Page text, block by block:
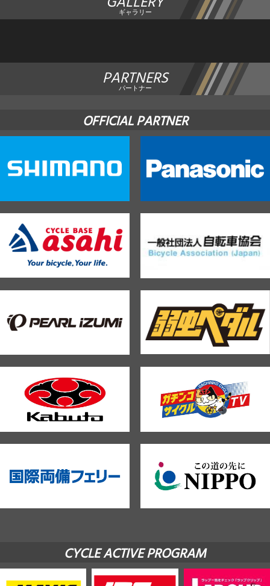
ギャラリー
PARTNERS
パートナー
OFFICIAL PARTNER
CYCLE ACTIVE PROGRAM